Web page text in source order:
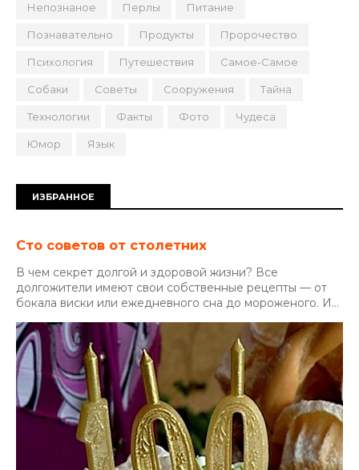
Непознаное Перлы Питание
Познавательно Продукты Пророчество
Психология Путешествия Самое-Самое
Собаки Советы Сооружения Тайна
Технологии Факты Фото Чудеса
Юмор Язык
ИЗБРАННОЕ
Сто советов от столетних
В чем секрет долгой и здоровой жизни? Все
долгожители имеют свои собственные рецепты — от
бокала виски или ежедневного сна до мороженого. И...